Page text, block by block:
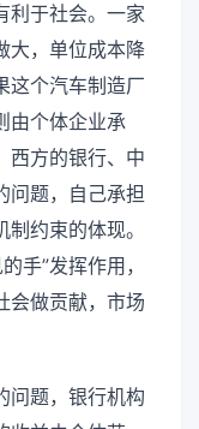
利于社会。一家
大，单位成本降
这个汽车制造厂
由个体企业承
西方的银行、中
问题，自己承担
约束的体现。
手”发挥作用，
会做贡献，市场
问题，银行机构